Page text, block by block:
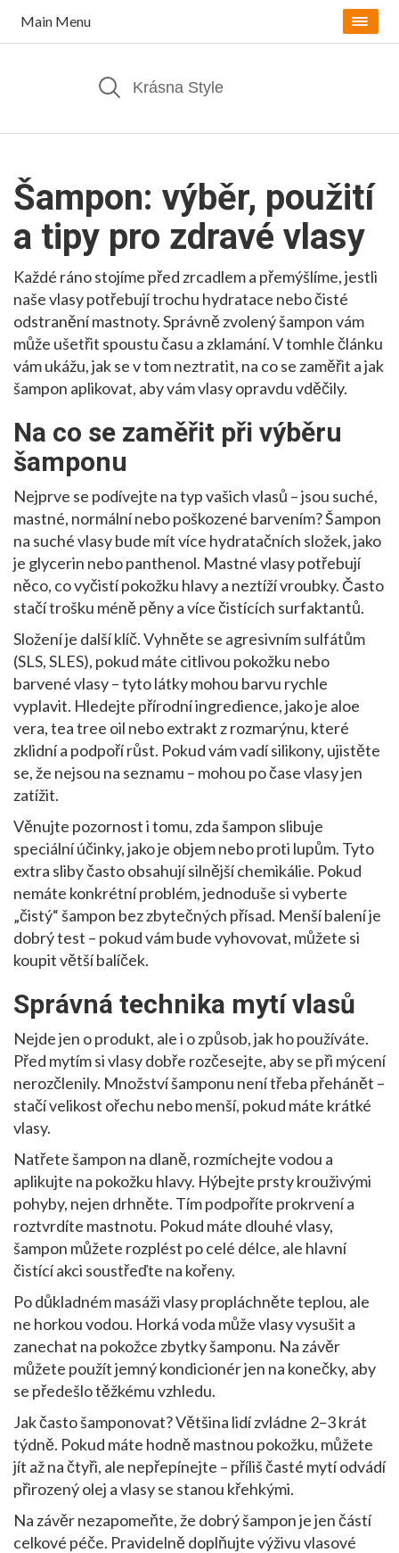
Main Menu
Šampon: výběr, použití
a tipy pro zdravé vlasy
Každé ráno stojíme před zrcadlem a přemýšlíme, jestli
naše vlasy potřebují trochu hydratace nebo čisté
odstranění mastnoty. Správně zvolený šampon vám
může ušetřit spoustu času a zklamání. V tomhle článku
vám ukážu, jak se v tom neztratit, na co se zaměřit a jak
šampon aplikovat, aby vám vlasy opravdu vděčily.
Na co se zaměřit při výběru
šamponu
Nejprve se podívejte na typ vašich vlasů – jsou suché,
mastné, normální nebo poškozené barvením? Šampon
na suché vlasy bude mít více hydratačních složek, jako
je glycerin nebo panthenol. Mastné vlasy potřebují
něco, co vyčistí pokožku hlavy a neztíží vroubky. Často
stačí trošku méně pěny a více čistících surfaktantů.
Složení je další klíč. Vyhněte se agresivním sulfátům
(SLS, SLES), pokud máte citlivou pokožku nebo
barvené vlasy – tyto látky mohou barvu rychle
vyplavit. Hledejte přírodní ingredience, jako je aloe
vera, tea tree oil nebo extrakt z rozmarýnu, které
zklidní a podpoří růst. Pokud vám vadí silikony, ujistěte
se, že nejsou na seznamu – mohou po čase vlasy jen
zatížit.
Věnujte pozornost i tomu, zda šampon slibuje
speciální účinky, jako je objem nebo proti lupům. Tyto
extra sliby často obsahují silnější chemikálie. Pokud
nemáte konkrétní problém, jednoduše si vyberte
„čistý“ šampon bez zbytečných přísad. Menší balení je
dobrý test – pokud vám bude vyhovovat, můžete si
koupit větší balíček.
Správná technika mytí vlasů
Nejde jen o produkt, ale i o způsob, jak ho používáte.
Před mytím si vlasy dobře rozčesejte, aby se při mýcení
nerozčlenily. Množství šamponu není třeba přehánět –
stačí velikost ořechu nebo menší, pokud máte krátké
vlasy.
Natřete šampon na dlaně, rozmíchejte vodou a
aplikujte na pokožku hlavy. Hýbejte prsty krouživými
pohyby, nejen drhněte. Tím podpoříte prokrvení a
roztvrdíte mastnotu. Pokud máte dlouhé vlasy,
šampon můžete rozplést po celé délce, ale hlavní
čistící akci soustřeďte na kořeny.
Po důkladném masáži vlasy propláchněte teplou, ale
ne horkou vodou. Horká voda může vlasy vysušit a
zanechat na pokožce zbytky šamponu. Na závěr
můžete použít jemný kondicionér jen na konečky, aby
se předešlo těžkému vzhledu.
Jak často šamponovat? Většina lidí zvládne 2–3 krát
týdně. Pokud máte hodně mastnou pokožku, můžete
jít až na čtyři, ale nepřepínejte – příliš časté mytí odvádí
přirozený olej a vlasy se stanou křehkými.
Na závěr nezapomeňte, že dobrý šampon je jen částí
celkové péče. Pravidelně doplňujte výživu vlasové